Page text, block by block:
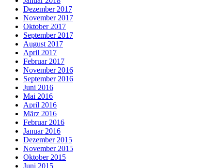
Dezember 2017
November 2017
Oktober 2017
September 2017
August 2017
April 2017
Februar 2017
November 2016
September 2016
Juni 2016
Mai 2016
April 2016
März 2016
Februar 2016
Januar 2016
Dezember 2015
November 2015
Oktober 2015
Juni 2015